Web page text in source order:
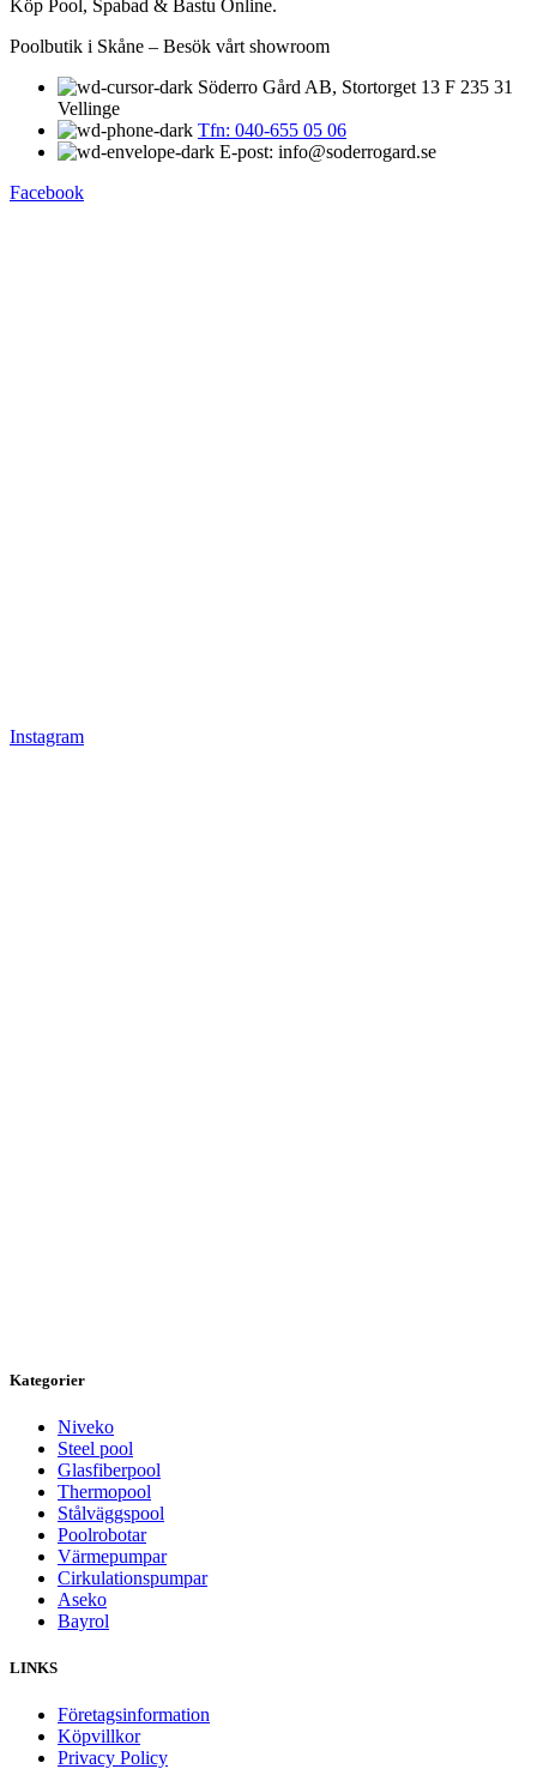
Köp Pool, Spabad & Bastu Online.
Poolbutik i Skåne – Besök vårt showroom
Söderro Gård AB, Stortorget 13 F 235 31
Vellinge
Tfn: 040-655 05 06
E-post: info@soderrogard.se
Facebook
Instagram
Kategorier
Niveko
Steel pool
Glasfiberpool
Thermopool
Stålväggspool
Poolrobotar
Värmepumpar
Cirkulationspumpar
Aseko
Bayrol
LINKS
Företagsinformation
Köpvillkor
Privacy Policy